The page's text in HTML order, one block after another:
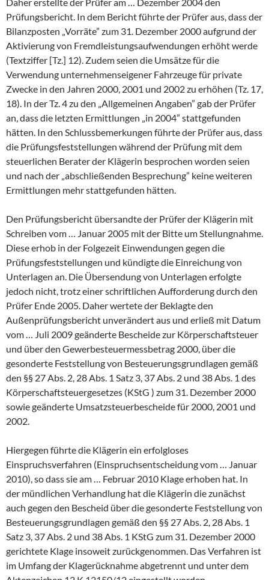
Prüfungsbericht. In dem Bericht führte der Prüfer aus, dass der
Bilanzposten „Vorräte” zum 31. Dezember 2000 aufgrund der
Aktivierung von Fremdleistungsaufwendungen erhöht werde
(Textziffer [Tz.] 12). Zudem seien die Umsätze für die
Verwendung unternehmenseigener Fahrzeuge für private
Zwecke in den Jahren 2000, 2001 und 2002 zu erhöhen (Tz. 17,
18). In der Tz. 4 zu den „Allgemeinen Angaben” gab der Prüfer
an, dass die letzten Ermittlungen „in 2004” stattgefunden
hätten. In den Schlussbemerkungen führte der Prüfer aus, dass
die Prüfungsfeststellungen während der Prüfung mit dem
steuerlichen Berater der Klägerin besprochen worden seien
und nach der „abschließenden Besprechung” keine weiteren
Ermittlungen mehr stattgefunden hätten.
Den Prüfungsbericht übersandte der Prüfer der Klägerin mit
Schreiben vom … Januar 2005 mit der Bitte um Stellungnahme.
Diese erhob in der Folgezeit Einwendungen gegen die
Prüfungsfeststellungen und kündigte die Einreichung von
Unterlagen an. Die Übersendung von Unterlagen erfolgte
jedoch nicht, trotz einer schriftlichen Aufforderung durch den
Prüfer Ende 2005. Daher wertete der Beklagte den
Außenprüfungsbericht unverändert aus und erließ mit Datum
vom … Juli 2009 geänderte Bescheide zur Körperschaftsteuer
und über den Gewerbesteuermessbetrag 2000, über die
gesonderte Feststellung von Besteuerungsgrundlagen gemäß
den §§ 27 Abs. 2, 28 Abs. 1 Satz 3, 37 Abs. 2 und 38 Abs. 1 des
Körperschaftsteuergesetzes (KStG ) zum 31. Dezember 2000
sowie geänderte Umsatzsteuerbescheide für 2000, 2001 und
2002.
Hiergegen führte die Klägerin ein erfolgloses
Einspruchsverfahren (Einspruchsentscheidung vom … Januar
2010), so dass sie am … Februar 2010 Klage erhoben hat. In
der mündlichen Verhandlung hat die Klägerin die zunächst
auch gegen den Bescheid über die gesonderte Feststellung von
Besteuerungsgrundlagen gemäß den §§ 27 Abs. 2, 28 Abs. 1
Satz 3, 37 Abs. 2 und 38 Abs. 1 KStG zum 31. Dezember 2000
gerichtete Klage insoweit zurückgenommen. Das Verfahren ist
im Umfang der Klagerücknahme abgetrennt und unter dem